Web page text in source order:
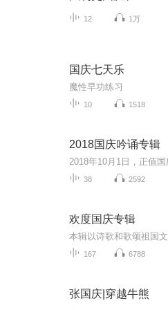
12 1万
国庆七天乐
魔性早功练习
10 1518
2018国庆吟诵专辑
38 2592
欢度国庆专辑
167 6788
张国庆|穿越牛熊